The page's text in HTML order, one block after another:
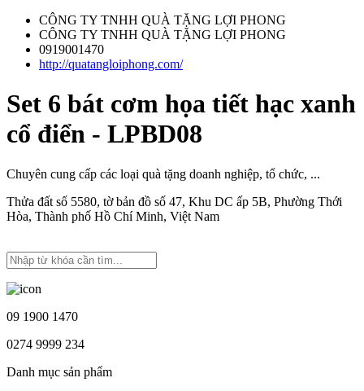
CÔNG TY TNHH QUÀ TẶNG LỢI PHONG
CÔNG TY TNHH QUÀ TẶNG LỢI PHONG
0919001470
http://quatangloiphong.com/
Set 6 bát cơm họa tiết hạc xanh
cổ điển - LPBD08
Chuyên cung cấp các loại quà tặng doanh nghiệp, tổ chức, ...
Thửa đất số 5580, tờ bản đồ số 47, Khu DC ấp 5B, Phường Thới
Hòa, Thành phố Hồ Chí Minh, Việt Nam
09 1900 1470
0274 9999 234
Danh mục sản phẩm